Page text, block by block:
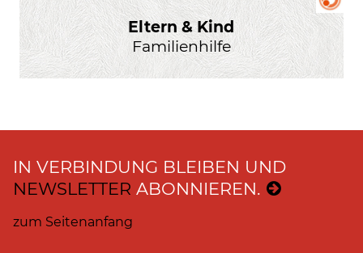
Eltern & Kind
Familienhilfe
IN VERBINDUNG BLEIBEN UND
NEWSLETTER ABONNIEREN.
zum Seitenanfang